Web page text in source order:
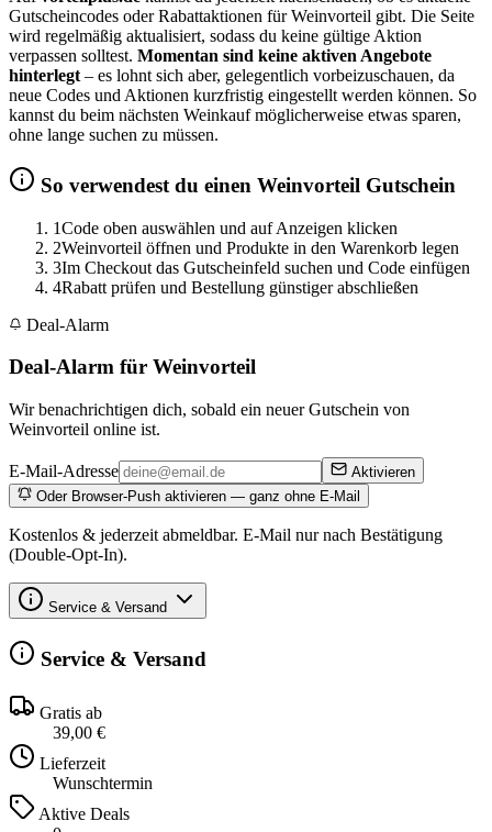
Gutscheincodes oder Rabattaktionen für Weinvorteil gibt. Die Seite
wird regelmäßig aktualisiert, sodass du keine gültige Aktion
verpassen solltest. Momentan sind keine aktiven Angebote
hinterlegt – es lohnt sich aber, gelegentlich vorbeizuschauen, da
neue Codes und Aktionen kurzfristig eingestellt werden können. So
kannst du beim nächsten Weinkauf möglicherweise etwas sparen,
ohne lange suchen zu müssen.
So verwendest du einen Weinvorteil Gutschein
1Code oben auswählen und auf Anzeigen klicken
2Weinvorteil öffnen und Produkte in den Warenkorb legen
3Im Checkout das Gutscheinfeld suchen und Code einfügen
4Rabatt prüfen und Bestellung günstiger abschließen
Deal-Alarm
Deal-Alarm für Weinvorteil
Wir benachrichtigen dich, sobald ein neuer Gutschein von
Weinvorteil online ist.
E-Mail-Adresse
Aktivieren
Oder Browser-Push aktivieren — ganz ohne E-Mail
Kostenlos & jederzeit abmeldbar. E-Mail nur nach Bestätigung
(Double-Opt-In).
Service & Versand
Service & Versand
Gratis ab
39,00 €
Lieferzeit
Wunschtermin
Aktive Deals